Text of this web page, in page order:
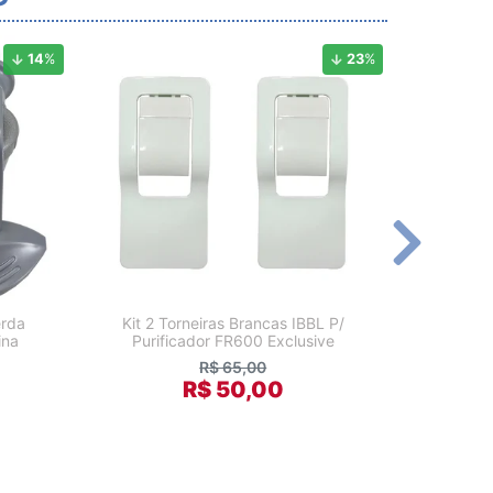
14% 23%
Kit 2 Torneiras Brancas IBBL P/
Purificador FR600 Exclusive
R$ 65,00
R$ 50,00